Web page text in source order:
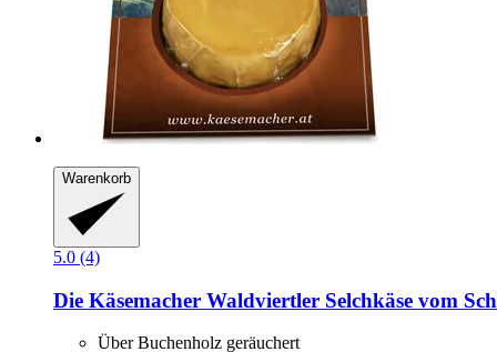
Warenkorb
5.0 (4)
Die Käsemacher Waldviertler Selchkäse vom
Über Buchenholz geräuchert